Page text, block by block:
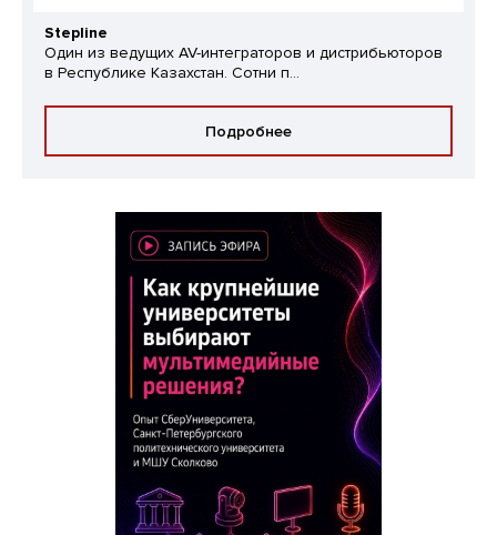
Stepline
Один из ведущих AV-интеграторов и дистрибьюторов
в Республике Казахстан. Сотни п...
Подробнее